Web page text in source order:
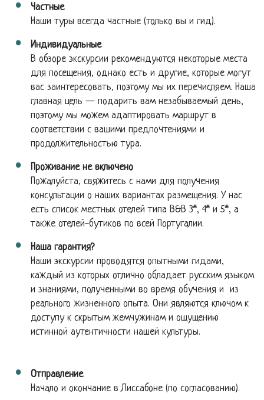
Частные
Наши туры всегда частные (только вы и гид).
Индивидуальные
В обзоре экскурсии рекомендуются некоторые места
для посещения, однако есть и другие, которые могут
вас заинтересовать, поэтому мы их перечисляем. Наша
главная цель — подарить вам незабываемый день,
поэтому мы можем адаптировать маршрут в
соответствии с вашими предпочтениями и
продолжительностью тура.
Проживание не включено
Пожалуйста, свяжитесь с нами для получения
консультации о наших вариантах размещения. У нас
есть список местных отелeй типа B&B 3*, 4* и 5*, а
также отелей-бутиков по всей Португалии.
Наша гарантия?
Наши экскурсии проводятся опытными гидами,
каждый из которых отлично обладает русским языком
и знаниями, полученными во время обучения и из
реального жизненного опыта. Они являются ключом к
доступу к скрытым жемчужинам и ощущению
истинной аутентичности нашей культуры.
Отправление
Начало и окончание в Лиссабоне (по согласованию).